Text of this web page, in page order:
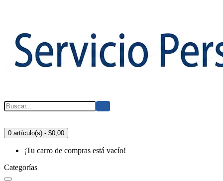
0 artículo(s) - $0,00
¡Tu carro de compras está vacío!
Categorías